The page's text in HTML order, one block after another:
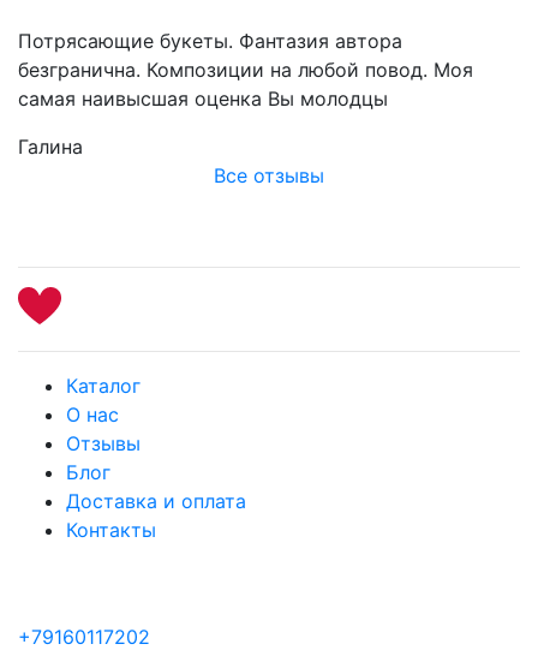
Потрясающие букеты. Фантазия автора
безгранична. Композиции на любой повод. Моя
самая наивысшая оценка Вы молодцы
Галина
Все отзывы
Каталог
О нас
Отзывы
Блог
Доставка и оплата
Контакты
+79160117202